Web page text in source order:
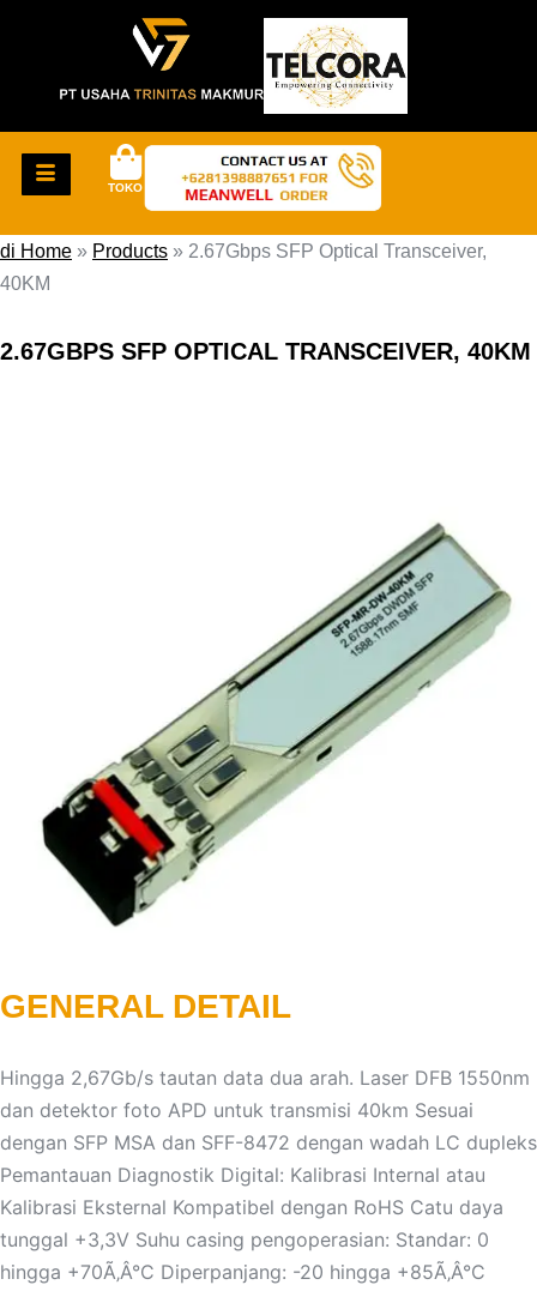
TOKO
di Home » Products » 2.67Gbps SFP Optical Transceiver,
40KM
2.67GBPS SFP OPTICAL TRANSCEIVER, 40KM
GENERAL DETAIL
Hingga 2,67Gb/s tautan data dua arah. Laser DFB 1550nm
dan detektor foto APD untuk transmisi 40km Sesuai
dengan SFP MSA dan SFF-8472 dengan wadah LC dupleks
Pemantauan Diagnostik Digital: Kalibrasi Internal atau
Kalibrasi Eksternal Kompatibel dengan RoHS Catu daya
tunggal +3,3V Suhu casing pengoperasian: Standar: 0
hingga +70Ã‚Â°C Diperpanjang: -20 hingga +85Ã‚Â°C